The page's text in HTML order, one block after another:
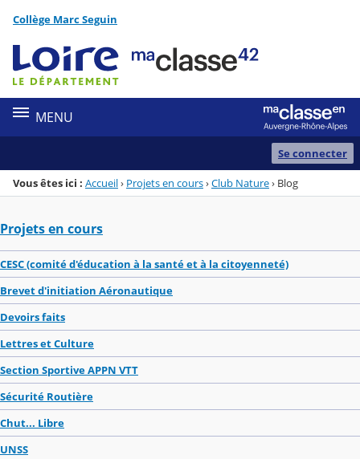
Menu de la rubrique
Contenu
Collège Marc Seguin
MENU
Se connecter
Vous êtes ici : Accueil› Projets en cours›Club Nature› Blog
Projets en cours
CESC (comité d'éducation à la santé et à la citoyenneté)
Brevet d'initiation Aéronautique
Devoirs faits
Lettres et Culture
Section Sportive APPN VTT
Sécurité Routière
Chut... Libre
UNSS